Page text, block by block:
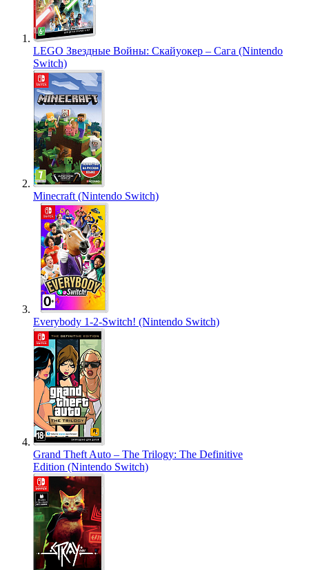
LEGO Звездные Войны: Скайуокер – Сага (Nintendo
Switch)
Minecraft (Nintendo Switch)
Everybody 1-2-Switch! (Nintendo Switch)
Grand Theft Auto – The Trilogy: The Definitive
Edition (Nintendo Switch)